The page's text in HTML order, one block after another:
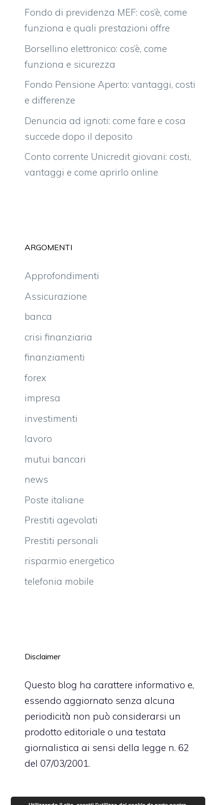
Fondo di previdenza MEF: cos’è, come
funziona e quali prestazioni offre
Borsellino elettronico: cos’è, come
funziona e sicurezza
Fondo Pensione Aperto: vantaggi, costi
e differenze
Denuncia ad ignoti: come fare e cosa
succede dopo il deposito
Conto corrente Unicredit giovani: costi,
vantaggi e come aprirlo online
ARGOMENTI
Approfondimenti
Assicurazione
banca
crisi finanziaria
finanziamenti
forex
impresa
investimenti
lavoro
mutui bancari
news
Poste italiane
Prestiti agevolati
Prestiti personali
risparmio energetico
telefonia mobile
Disclaimer
Questo blog ha carattere informativo e,
essendo aggiornato senza alcuna
periodicità non può considerarsi un
prodotto editoriale o una testata
giornalistica ai sensi della legge n. 62
del 07/03/2001.